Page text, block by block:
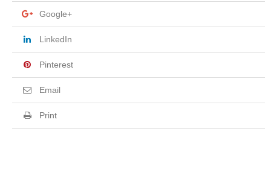
Google+
LinkedIn
Pinterest
Email
Print